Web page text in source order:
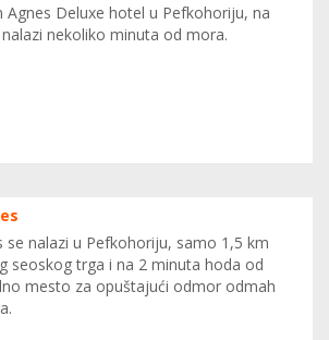
Agnes Deluxe hotel u Pefkohoriju, na
nekoliko minuta od mora.
se nalazi u Pefkohoriju, samo 1,5 km
seoskog trga i na 2 minuta hoda od
mesto za opuštajući odmor odmah